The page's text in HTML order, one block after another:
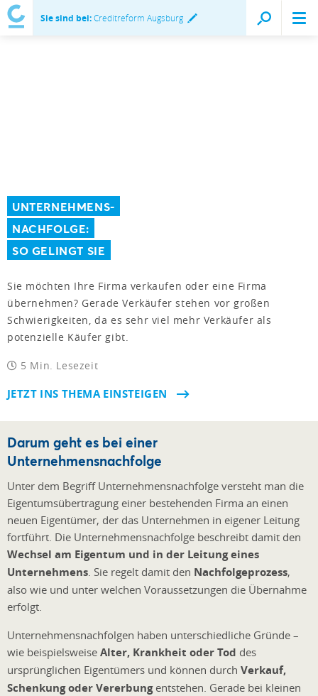
Sie sind bei:Creditreform Augsburg
UNTERNEHMENS-
NACHFOLGE:
SO GELINGT SIE
Sie möchten Ihre Firma verkaufen oder eine Firma
übernehmen? Gerade Verkäufer stehen vor großen
Schwierigkeiten, da es sehr viel mehr Verkäufer als
potenzielle Käufer gibt.
5 Min. Lesezeit
JETZT INS THEMA EINSTEIGEN
Darum geht es bei einer
Unternehmensnachfolge
Unter dem Begriff Unternehmensnachfolge versteht man die
Eigentumsübertragung einer bestehenden Firma an einen
neuen Eigentümer, der das Unternehmen in eigener Leitung
fortführt. Die Unternehmensnachfolge beschreibt damit den
Wechsel am Eigentum und in der Leitung eines
Unternehmens . Sie regelt damit den Nachfolgeprozess,
also wie und unter welchen Voraussetzungen die Übernahme
erfolgt.
Unternehmensnachfolgen haben unterschiedliche Gründe –
wie beispielsweise Alter, Krankheit oder Tod des
ursprünglichen Eigentümers und können durch Verkauf,
Schenkung oder Vererbung entstehen. Gerade bei kleinen